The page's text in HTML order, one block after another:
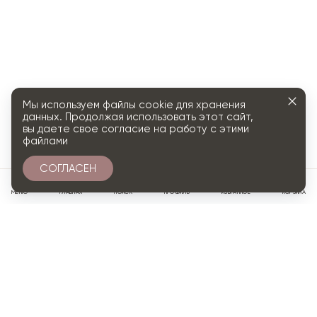
МЕНЮ ГЛАВНАЯ ПОИСК ПРОФИЛЬ ИЗБРАННОЕ КОРЗИНА
Мы используем файлы cookie для хранения
данных. Продолжая использовать этот сайт,
вы даете свое согласие на работу с этими
файлами
СОГЛАСЕН